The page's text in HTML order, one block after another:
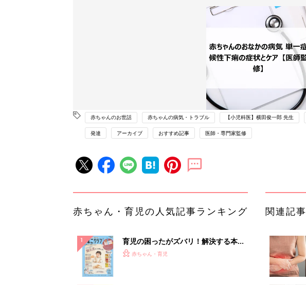
赤ちゃんのお世話 赤ちゃんの病気・トラブル 【小児科医】横田俊一郎 先生
発達 アーカイブ おすすめ記事 医師・専門家監修
赤ちゃん・育児の人気記事ランキング
育児の困ったがズバリ！解決する本
『ひよこクラブ 秋号』 4カ月～2才
赤ちゃん・育児
関連記事